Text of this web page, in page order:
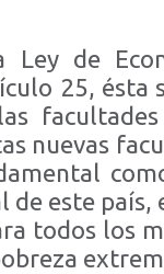
Ley de
25, ésta
nuevas
este país,
todos los